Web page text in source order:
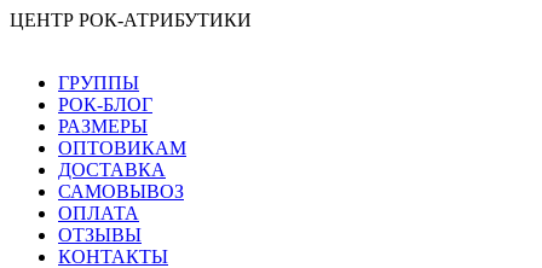
ЦЕНТР РОК-АТРИБУТИКИ
ГРУППЫ
РОК-БЛОГ
РАЗМЕРЫ
ОПТОВИКАМ
ДОСТАВКА
САМОВЫВОЗ
ОПЛАТА
ОТЗЫВЫ
КОНТАКТЫ